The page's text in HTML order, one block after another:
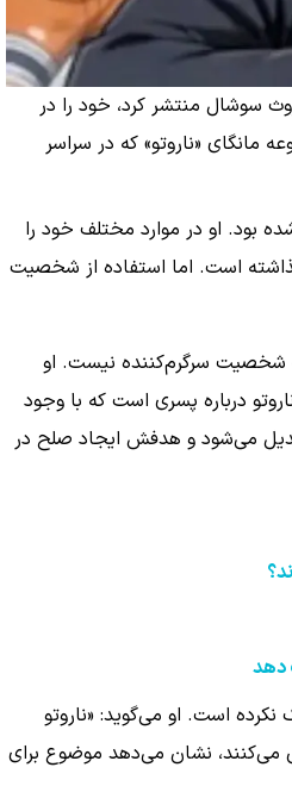
سوشال منتشر کرد، خود را در
«ناروتو» که در سراسر
بود. او در موارد مختلف خود را
است. اما استفاده از شخصیت
یک شخصیت سرگرم‌کننده نیست. او
درباره پسری است که با وجود
می‌شود و هدفش ایجاد صلح در
دهد
است. او می‌گوید: «ناروتو
می‌کنند، نشان می‌دهد موضوع برای